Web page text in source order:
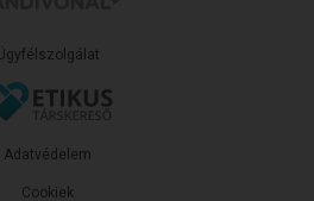
Adatvédelem
Cookiek